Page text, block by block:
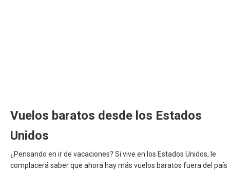
CANADA
Vuelos baratos desde los Estados
Unidos
¿Pensando en ir de vacaciones? Si vive en los Estados Unidos, le
complacerá saber que ahora hay más vuelos baratos fuera del país